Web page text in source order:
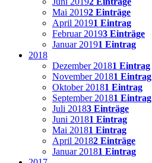
Mai 20192 Einträge
April 20191 Eintrag
Februar 20193 Einträge
Januar 20191 Eintrag
2018
Dezember 20181 Eintrag
November 20181 Eintrag
Oktober 20181 Eintrag
September 20181 Eintrag
Juli 20183 Einträge
Juni 20181 Eintrag
Mai 20181 Eintrag
April 20182 Einträge
Januar 20181 Eintrag